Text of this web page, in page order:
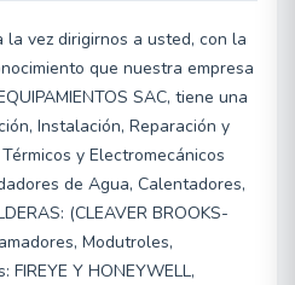
vez dirigirnos a usted, con la
que nuestra empresa
SAC, tiene una
Instalación, Reparación y
y Electromecánicos
de Agua, Calentadores,
(CLEAVER BROOKS-
Modutroles,
Y HONEYWELL,